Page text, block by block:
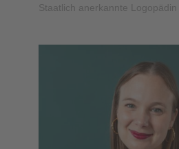
Staatlich anerkannte Logopädin